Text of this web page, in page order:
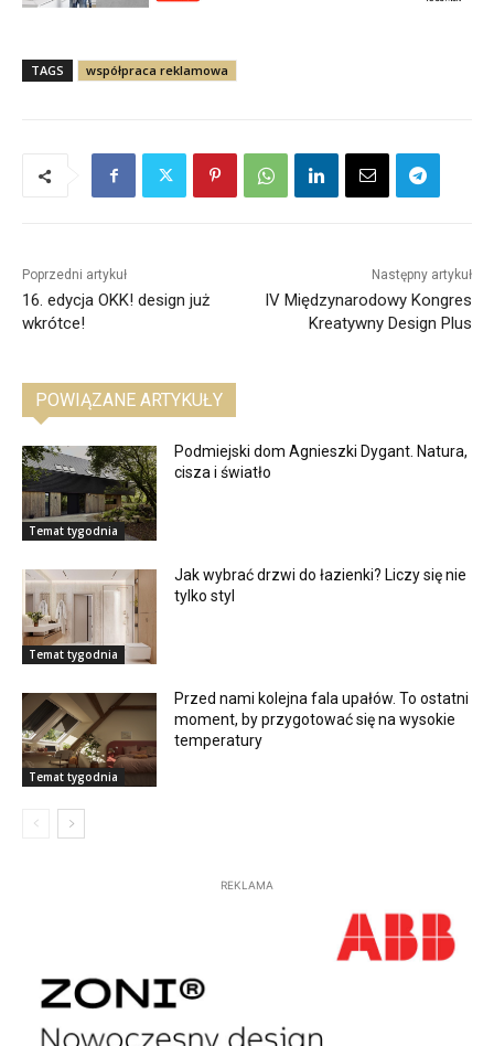
TAGS współpraca reklamowa
Poprzedni artykuł
16. edycja OKK! design już
wkrótce!
Następny artykuł
IV Międzynarodowy Kongres
Kreatywny Design Plus
POWIĄZANE ARTYKUŁY
Temat tygodnia
Podmiejski dom Agnieszki Dygant. Natura,
cisza i światło
Temat tygodnia
Jak wybrać drzwi do łazienki? Liczy się nie
tylko styl
Temat tygodnia
Przed nami kolejna fala upałów. To ostatni
moment, by przygotować się na wysokie
temperatury
REKLAMA